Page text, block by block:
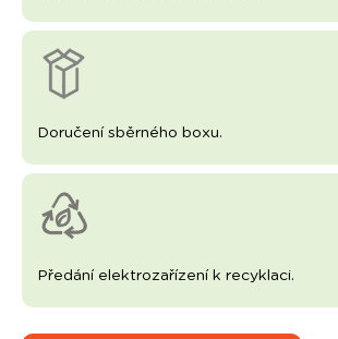
Doručení sběrného boxu.
Předání elektrozařízení k recyklaci.